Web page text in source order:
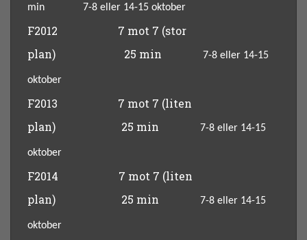
min 7-8 eller 14-15 oktober
F2012 7 mot 7 (stor
plan)
25 min 7-8 eller 14-15
oktober
F2013 7 mot 7 (liten
plan)
25 min 7-8 eller 14-15
oktober
F2014 7 mot 7 (liten
plan)
25 min 7-8 eller 14-15
oktober